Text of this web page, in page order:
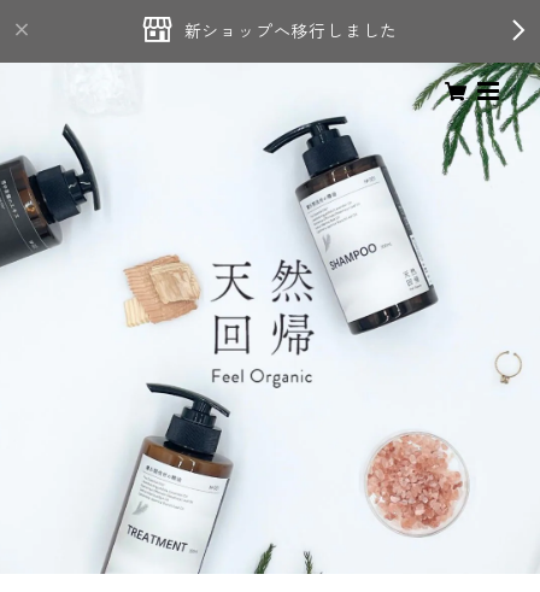
新ショップへ移行しました